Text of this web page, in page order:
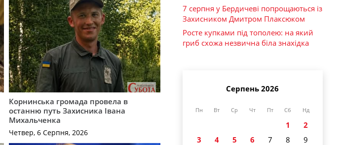
Корнинська громада провела в
останню путь Захисника Івана
Михальченка
Четвер, 6 Серпня, 2026
7 серпня у Бердичеві попрощаються із
Захисником Дмитром Плаксюком
Росте купками під тополею: на який
гриб схожа незвична біла знахідка
Серпень 2026
Пн Вт Ср Чт Пт Сб Нд
1
2
3
4 5 6 7 8
9